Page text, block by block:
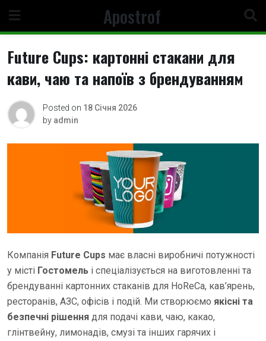
content
Apostrof
Future Cups: картонні стакани для
кави, чаю та напоїв з брендуванням
Posted on 18 Січня 2026
by admin
Компанія Future Cups має власні виробничі потужності
у місті Гостомель і спеціалізується на виготовленні та
брендуванні картонних стаканів для HoReCa, кав’ярень,
ресторанів, АЗС, офісів і подій. Ми створюємо якісні та
безпечні рішення для подачі кави, чаю, какао,
глінтвейну, лимонадів, смузі та інших гарячих і